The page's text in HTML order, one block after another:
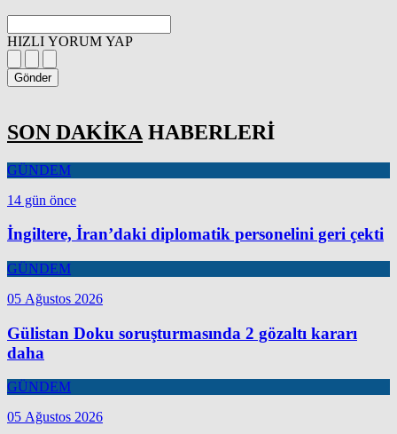
HIZLI YORUM YAP
Gönder
SON DAKİKA HABERLERİ
GÜNDEM
14 gün önce
İngiltere, İran’daki diplomatik personelini geri çekti
GÜNDEM
05 Ağustos 2026
Gülistan Doku soruşturmasında 2 gözaltı kararı
daha
GÜNDEM
05 Ağustos 2026